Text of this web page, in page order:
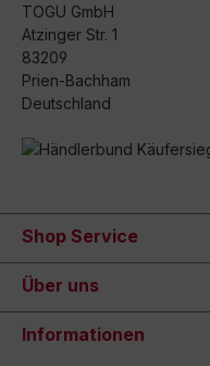
TOGU GmbH
Atzinger Str. 1
83209
Prien-Bachham
Deutschland
Shop Service
Über uns
Informationen